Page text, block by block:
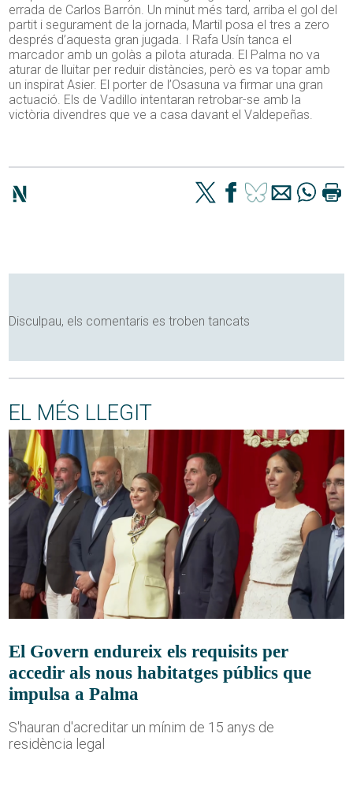
errada de Carlos Barrón. Un minut més tard, arriba el gol del
partit i segurament de la jornada, Martil posa el tres a zero
després d’aquesta gran jugada. I Rafa Usín tanca el
marcador amb un golàs a pilota aturada. El Palma no va
aturar de lluitar per reduir distàncies, però es va topar amb
un inspirat Asier. El porter de l’Osasuna va firmar una gran
actuació. Els de Vadillo intentaran retrobar-se amb la
victòria divendres que ve a casa davant el Valdepeñas.
Disculpau, els comentaris es troben tancats
EL MÉS LLEGIT
El Govern endureix els requisits per
accedir als nous habitatges públics que
impulsa a Palma
S'hauran d'acreditar un mínim de 15 anys de
residència legal